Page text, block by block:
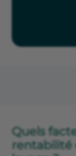
Quels
rentabilité